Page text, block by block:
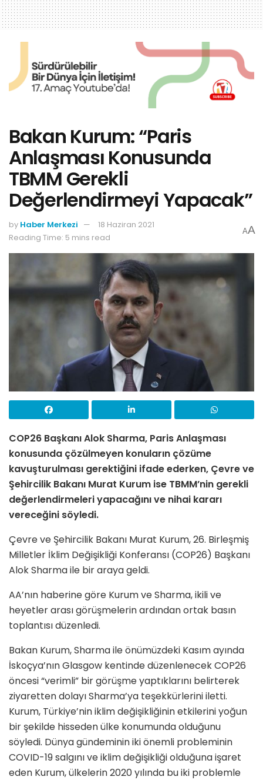
Bakan Kurum: “Paris
Anlaşması Konusunda
TBMM Gerekli
Değerlendirmeyi Yapacak”
by Haber Merkezi
18 Haziran 2021
Reading Time: 5 mins read
AA
COP26 Başkanı Alok Sharma, Paris Anlaşması
konusunda çözülmeyen konuların çözüme
kavuşturulması gerektiğini ifade ederken, Çevre ve
Şehircilik Bakanı Murat Kurum ise TBMM’nin gerekli
değerlendirmeleri yapacağını ve nihai kararı
vereceğini söyledi.
Çevre ve Şehircilik Bakanı Murat Kurum, 26. Birleşmiş
Milletler İklim Değişikliği Konferansı (COP26) Başkanı
Alok Sharma ile bir araya geldi.
AA’nın haberine göre Kurum ve Sharma, ikili ve
heyetler arası görüşmelerin ardından ortak basın
toplantısı düzenledi.
Bakan Kurum, Sharma ile önümüzdeki Kasım ayında
İskoçya’nın Glasgow kentinde düzenlenecek COP26
öncesi “verimli” bir görüşme yaptıklarını belirterek
ziyaretten dolayı Sharma’ya teşekkürlerini iletti.
Kurum, Türkiye’nin iklim değişikliğinin etkilerini yoğun
bir şekilde hisseden ülke konumunda olduğunu
söyledi. Dünya gündeminin iki önemli probleminin
COVID-19 salgını ve iklim değişikliği olduğuna işaret
eden Kurum, ülkelerin 2020 yılında bu iki problemle